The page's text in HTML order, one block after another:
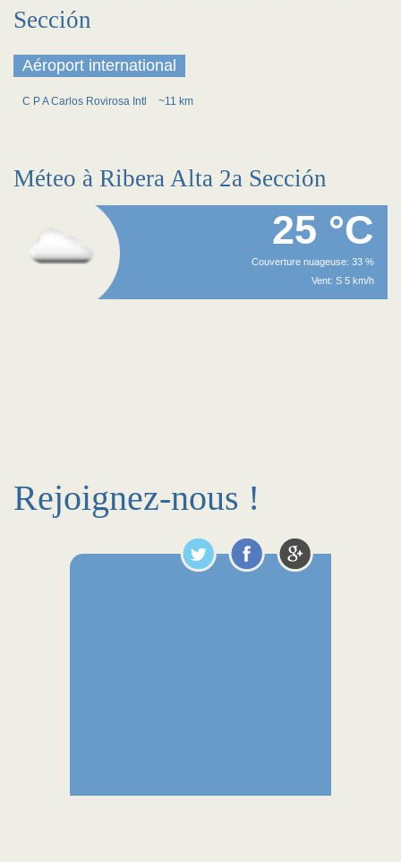
Sección
Aéroport international
C P A Carlos Rovirosa Intl ~11 km
Méteo à Ribera Alta 2a Sección
25 °C
Couverture nuageuse: 33 %
Vent: S 5 km/h
Rejoignez-nous !